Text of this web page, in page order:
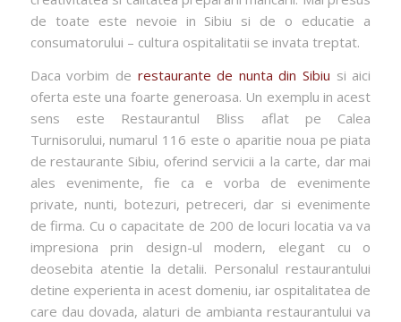
de toate este nevoie in Sibiu si de o educatie a
consumatorului – cultura ospitalitatii se invata treptat.
Daca vorbim de restaurante de nunta din Sibiu si aici
oferta este una foarte generoasa. Un exemplu in acest
sens este Restaurantul Bliss aflat pe Calea
Turnisorului, numarul 116 este o aparitie noua pe piata
de restaurante Sibiu, oferind servicii a la carte, dar mai
ales evenimente, fie ca e vorba de evenimente
private, nunti, botezuri, petreceri, dar si evenimente
de firma. Cu o capacitate de 200 de locuri locatia va va
impresiona prin design-ul modern, elegant cu o
deosebita atentie la detalii. Personalul restaurantului
detine experienta in acest domeniu, iar ospitalitatea de
care dau dovada, alaturi de ambianta restaurantului va